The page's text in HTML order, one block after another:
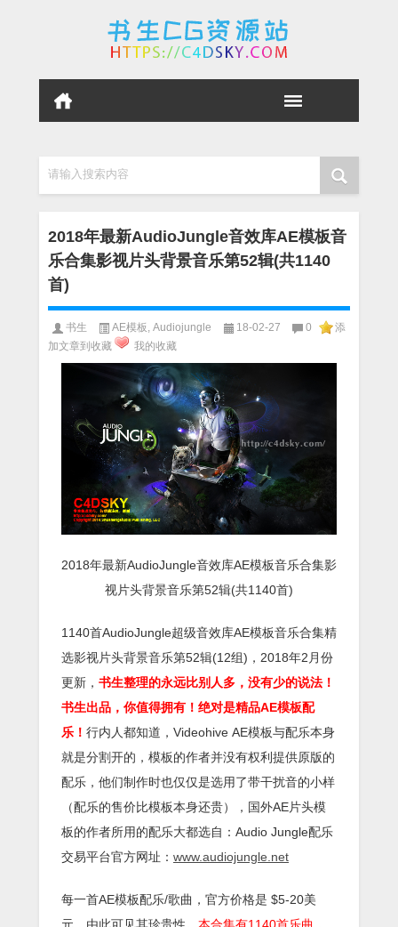
请输入搜索内容
2018年最新AudioJungle音效库AE模板音
乐合集影视片头背景音乐第52辑(共1140
首)
书生 AE模板 Audiojungle 18-02-27 0
添
加文章到收藏
我的收藏
2018年最新AudioJungle音效库AE模板音乐合集影
视片头背景音乐第52辑(共1140首)
1140首AudioJungle超级音效库AE模板音乐合集精
选影视片头背景音乐第52辑(12组)，2018年2月份
更新， 书生整理的永远比别人多，没有少的说法！
书生出品，你值得拥有！ 绝对是精品AE模板配
乐！ 行内人都知道，Videohive AE模板与配乐本身
就是分割开的，模板的作者并没有权利提供原版的
配乐，他们制作时也仅仅是选用了带干扰音的小样
（配乐的售价比模板本身还贵），国外AE片头模
板的作者所用的配乐大都选自：Audio Jungle配乐
交易平台官方网址： www.audiojungle.net
每一首AE模板配乐/歌曲，官方价格是 $5-20美